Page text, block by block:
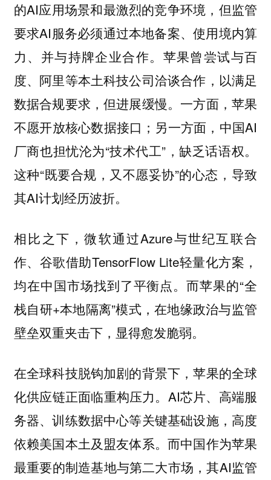
的AI应用场景和最激烈的竞争环境，但监管
要求AI服务必须通过本地备案、使用境内算
力、并与持牌企业合作。苹果曾尝试与百
度、阿里等本土科技公司洽谈合作，以满足
数据合规要求，但进展缓慢。一方面，苹果
不愿开放核心数据接口；另一方面，中国AI
厂商也担忧沦为“技术代工”，缺乏话语权。
这种“既要合规，又不愿妥协”的心态，导致
其AI计划经历波折。
相比之下，微软通过Azure与世纪互联合
作、谷歌借助TensorFlow Lite轻量化方案，
均在中国市场找到了平衡点。而苹果的“全
栈自研+本地隔离”模式，在地缘政治与监管
壁垒双重夹击下，显得愈发脆弱。
在全球科技脱钩加剧的背景下，苹果的全球
化供应链正面临重构压力。AI芯片、高端服
务器、训练数据中心等关键基础设施，高度
依赖美国本土及盟友体系。而中国作为苹果
最重要的制造基地与第二大市场，其AI监管